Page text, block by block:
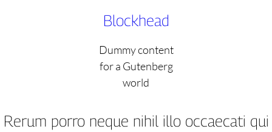
Blockhead
Dummy content
for a Gutenberg
world
Rerum porro neque nihil illo occaecati qui